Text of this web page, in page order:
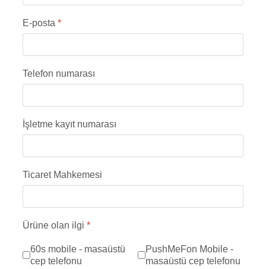
E-posta *
Telefon numarası
İşletme kayıt numarası
Ticaret Mahkemesi
Ürüne olan ilgi *
60s mobile - masaüstü
cep telefonu
PushMeFon Mobile -
masaüstü cep telefonu